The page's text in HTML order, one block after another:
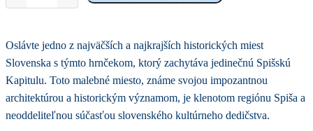
Hrnček
Oslávte jedno z najväčších a najkrajších historických miest
Slovenska s týmto hrnčekom, ktorý zachytáva jedinečnú Spišskú
Kapitulu. Toto malebné miesto, známe svojou impozantnou
architektúrou a historickým významom, je klenotom regiónu Spiša a
neoddeliteľnou súčasťou slovenského kultúrneho dedičstva.